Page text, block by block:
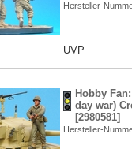
Hersteller-
UVP
Hobby
day war)
[2980581]
Hersteller-